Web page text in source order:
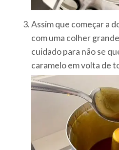
Assim que começar a
com uma colher
cuidado para não se
caramelo em volta de